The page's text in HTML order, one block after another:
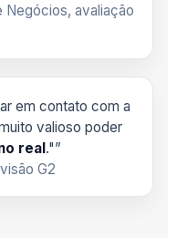
avaliação
em contato com a
valioso poder
real."”
G2